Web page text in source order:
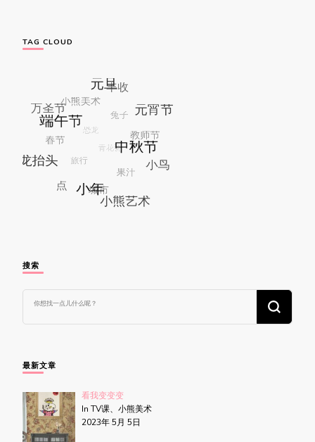
TAG CLOUD
搜索
么
吗?
最新文章
看我变变变
In TV课、小熊美术
2023年 5月 5日